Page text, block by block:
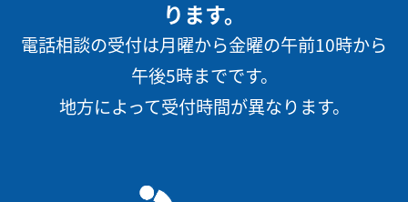
ります。
電話相談の受付は月曜から金曜の午前10時から
午後5時までです。
地方によって受付時間が異なります。